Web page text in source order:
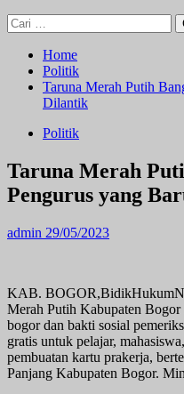
Cari
untuk:
Home
Politik
Taruna Merah Putih
Dilantik
Politik
Taruna Merah
Pengurus yang
admin 29/05/2023
KAB.
Merah Putih Kabupaten
bogor dan bakti sosial
gratis untuk pelajar,
pembuatan kartu prakerja,
Panjang Kabupaten Bogor.